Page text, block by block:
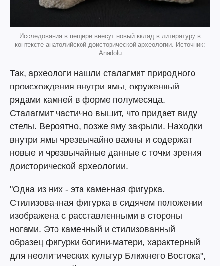
Исследования в пещере внесут новый вклад в литературу в
контексте анатолийской доисторической археологии. Источник:
Anadolu
Так, археологи нашли сталагмит природного
происхождения внутри ямы, окруженный
рядами камней в форме полумесяца.
Сталагмит частично вышит, что придает виду
стелы. Вероятно, позже яму закрыли. Находки
внутри ямы чрезвычайно важны и содержат
новые и чрезвычайные данные с точки зрения
доисторической археологии.
"Одна из них - эта каменная фигурка.
Стилизованная фигурка в сидячем положении
изображена с расставленными в стороны
ногами. Это каменный и стилизованный
образец фигурки богини-матери, характерный
для неолитических культур Ближнего Востока",